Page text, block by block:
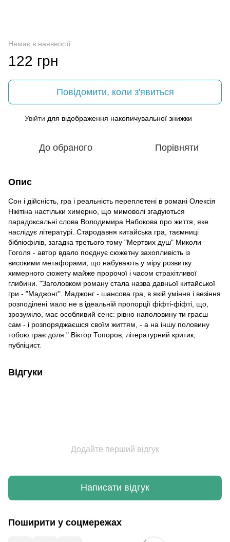
Немає в наявності
122 грн
Повідомити, коли з'явиться
Увійти для відображення накопичувальної знижки
До обраного Порівняти
Опис
Сон і дійсність, гра і реальність переплетені в романі Олексія
Нікітіна настільки химерно, що мимоволі згадуються
парадоксальні слова Володимира Набокова про життя, яке
наслідує літературі. Стародавня китайська гра, таємниці
бібліофілів, загадка третього тому "Мертвих душ" Миколи
Гоголя - автор вдало поєднує сюжетну захопливість із
високими метафорами, що набувають у міру розвитку
химерного сюжету майже пророчої і часом страхітливої
глибини. "Заголовком роману стала назва давньої китайської
гри - "Маджонг". Маджонг - шансова гра, в якій уміння і везіння
розподілені мало не в ідеальній пропорції фіфті-фіфті, що,
зрозуміло, має особливий сенс: рівно наполовину ти граєш
сам - і розпоряджаєшся своїм життям, - а на іншу половину
тобою грає доля." Віктор Топоров, літературний критик,
публіцист.
Відгуки
Додайте перший відгук
Написати відгук
Поширити у соцмережах